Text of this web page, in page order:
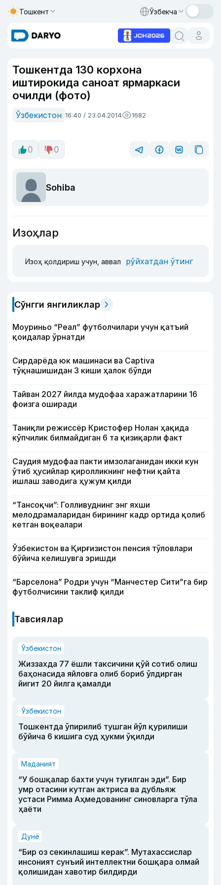
Тошкент Ўзбекча
Тошкентда 130 корхона
иштирокида саноат ярмаркаси
очилди (фото)
Ўзбекистон 16:40 / 23.04.2014 1682
0 0
Sohiba
Изоҳлар
Изоҳ қолдириш учун, аввал рўйхатдан ўтинг
Сўнгги янгиликлар
Моуриньо “Реал” футболчилари учун қатъий
қоидалар ўрнатди
Сирдарёда юк машинаси ва Captiva
тўқнашишидан 3 киши ҳалок бўлди
Тайван 2027 йилда мудофаа харажатларини 16
фоизга оширади
Таниқли режиссёр Кристофер Нолан ҳақида
кўпчилик билмайдиган 6 та қизиқарли факт
Саудия мудофаа пакти имзолаганидан икки кун
ўтиб ҳусийлар қиролликнинг нефтни қайта
ишлаш заводига ҳужум қилди
“Тансоқчи”: Голливуднинг энг яхши
мелодрамаларидан бирининг кадр ортида қолиб
кетган воқеалари
Ўзбекистон ва Қирғизистон пенсия тўловлари
бўйича келишувга эришди
“Барселона” Родри учун “Манчестер Сити”га бир
футболчисини таклиф қилди
Тавсиялар
Ўзбекистон
Жиззахда 77 ёшли таксичини қўй сотиб олиш
баҳонасида яйловга олиб бориб ўлдирган
йигит 20 йилга қамалди
Ўзбекистон
Тошкентда ўпирилиб тушган йўл қурилиши
бўйича 6 кишига суд ҳукми ўқилди
Маданият
“У бошқалар бахти учун туғилган эди”. Бир
умр отасини кутган актриса ва дубльяж
устаси Римма Аҳмедованинг синовларга тўла
ҳаёти
Дунё
“Бир оз секинлашиш керак”. Мутахассислар
инсоният сунъий интеллектни бошқара олмай
қолишидан хавотир билдирди